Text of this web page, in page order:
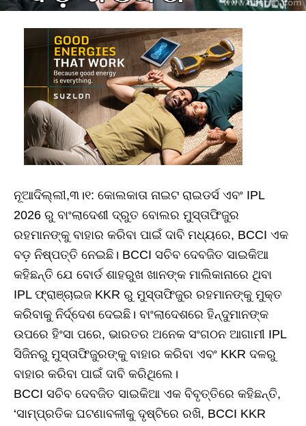
ନୂଆଦିଲ୍ଲୀ,୩।୧: କୋଲକାତା ନାଇଟ ରାଇଡର୍ସ ଏବଂ IPL
2026 ରୁ ବାଂଲାଦେଶୀ ଦ୍ରୁତ ବୋଲର ମୁସ୍ତାଫିଜୁର
ରହମାନଙ୍କୁ ବାହାର କରିବା ପାଇଁ ଦାବି ମଧ୍ୟରେ, BCCI ଏକ
ବଡ଼ ନିଷ୍ପତ୍ତି ନେଇଛି। BCCI ସଚିବ ଦେବଜିତ ସାଇକିଆ
କହିଛନ୍ତି ଯେ ବୋର୍ଡ ଶାହରୁଖ ଖାନଙ୍କ ମାଲିକାନାରେ ଥିବା
IPL ଫ୍ରାଞ୍ଚାଇଜ KKR ରୁ ମୁସ୍ତାଫିଜୁର ରହମାନଙ୍କୁ ମୁକ୍ତ
କରିବାକୁ ନିର୍ଦ୍ଦେଶ ଦେଇଛି। ବାଂଲାଦେଶରେ ହିନ୍ଦୁମାନଙ୍କ
ଉପରେ ହିଂସା ପରେ, ଭାରତର ଅନେକ ସଂଗଠନ ଆଗାମୀ IPL
ସିଜିନରୁ ମୁସ୍ତାଫିଜୁରଙ୍କୁ ବାହାର କରିବା ଏବଂ KKR ଦଳରୁ
ବାହାର କରିବା ପାଇଁ ଦାବି କରିଥିଲେ।
BCCI ସଚିବ ଦେବଜିତ ସାଇକିଆ ଏକ ବିବୃତ୍ତିରେ କହିଛନ୍ତି,
‘ସାମ୍ପ୍ରତିକ ଘଟଣାବଳୀକୁ ଦୃଷ୍ଟିରେ ରଖି, BCCI KKR